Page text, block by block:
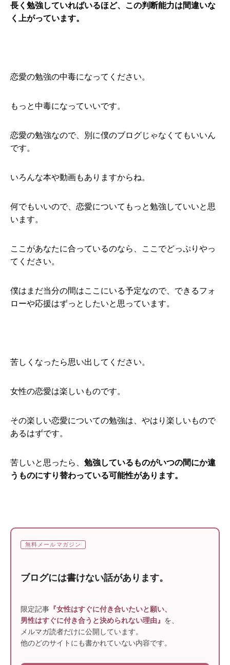
長く勉強していればいるほど、この判断能力は間違いな
く上がっています。
恋愛の勉強の中毒になってください。
もっと中毒になっていいです。
恋愛の勉強なので、別に僕のブログじゃなくてもいいん
です。
いろんな本や動画もありますからね。
何でもいいので、恋愛についてもっと勉強していいと思
います。
ここがあなたに合っているのなら、ここでどっぷりやっ
てください。
僕はまだ当分の間はここにいる予定なので、できるフォ
ローや応援はずっとしたいと思っています。
苦しくなったら思い出してください。
女性の恋愛は楽しいものです。
その楽しい恋愛についての勉強は、やはり楽しいもので
あるはずです。
苦しいと思ったら、 勉強しているものがいつの間にか違
うものにすり替わっている可能性があります。
無料メールマガジン
ブログには書けない話があります。
限定記事 『女性はすぐに付き合いたいと願い、
男性はすぐに付き合うと決められない理由』 を、
メルマガ読者だけに公開しています。
他のどのサイトにも書かれていない内容です。